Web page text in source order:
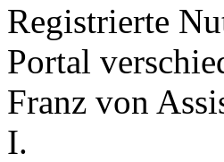
Registrierte
Portal
Franz von
I.